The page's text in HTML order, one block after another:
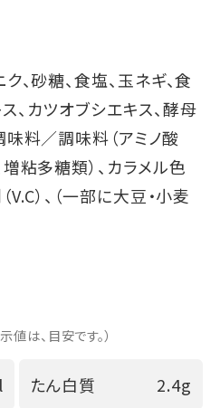
、砂糖、食塩、玉ネギ、食
、カツオブシエキス、酵母
味料／調味料（アミノ酸
粘多糖類）、カラメル色
）、（一部に大豆・小麦
値は、目安です。）
たん白質 2.4g